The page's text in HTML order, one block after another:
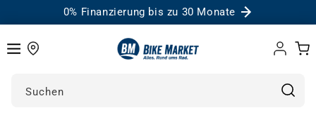
0% Finanzierung bis zu 30 Monate
Suchen
Einloggen